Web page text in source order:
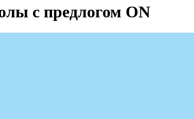
с предлогом ON